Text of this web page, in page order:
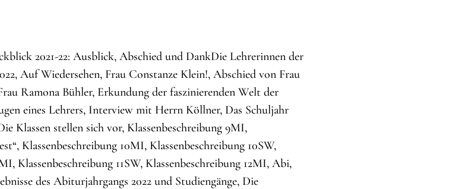
2021-22: Ausblick, Abschied und DankDie Lehrerinnen der
Auf Wiedersehen, Frau Constanze Klein!, Abschied von Frau
Ramona Bühler, Erkundung der faszinierenden Welt der
eines Lehrers, Interview mit Herrn Köllner, Das Schuljahr
Klassen stellen sich vor, Klassenbeschreibung 9MI,
Klassenbeschreibung 10MI, Klassenbeschreibung 10SW,
Klassenbeschreibung 11SW, Klassenbeschreibung 12MI, Abi,
des Abiturjahrgangs 2022 und Studiengänge, Die